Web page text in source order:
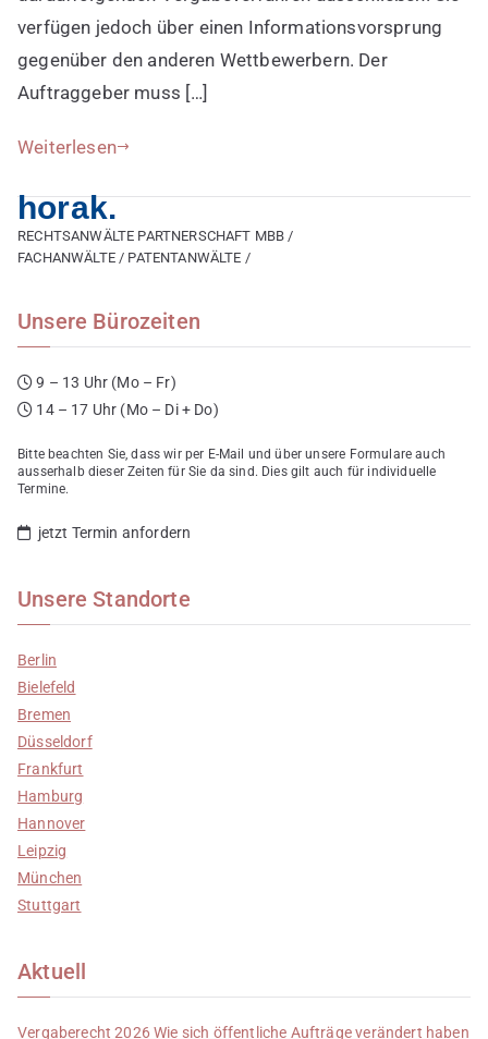
verfügen jedoch über einen Informationsvorsprung
gegenüber den anderen Wettbewerbern. Der
Auftraggeber muss […]
Weiterlesen
horak.
RECHTSANWÄLTE PARTNERSCHAFT MBB /
FACHANWÄLTE / PATENTANWÄLTE /
Unsere Bürozeiten
9 – 13 Uhr (Mo – Fr)
14 – 17 Uhr (Mo – Di + Do)
Bitte beachten Sie, dass wir per E-Mail und über unsere Formulare auch
ausserhalb dieser Zeiten für Sie da sind. Dies gilt auch für individuelle
Termine.
jetzt Termin anfordern
Unsere Standorte
Berlin
Bielefeld
Bremen
Düsseldorf
Frankfurt
Hamburg
Hannover
Leipzig
München
Stuttgart
Aktuell
Vergaberecht 2026 Wie sich öffentliche Aufträge verändert haben